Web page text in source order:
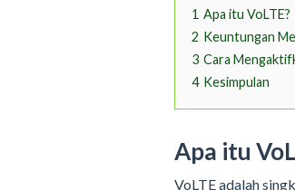
1 Apa itu VoLTE?
2 Keuntungan
3 Cara
4 Kesimpulan
Apa itu
VoLTE adalah